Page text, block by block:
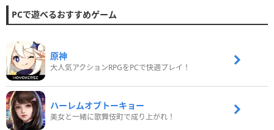
PCで遊べるおすすめゲーム
原神
大人気アクションRPGをPCで快適プレイ！
ハーレムオブトーキョー
美女と一緒に歌舞伎町で成り上がれ！